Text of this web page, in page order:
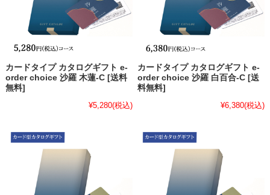
カードタイプ カタログギフト e-
order choice 沙羅 木蓮-C [送料
無料]
¥5,280(税込)
カードタイプ カタログギフト e-
order choice 沙羅 白百合-C [送
料無料]
¥6,380(税込)